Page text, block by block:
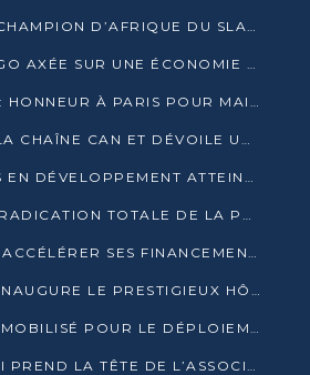
LE CONGO SACRÉ CHAMPION D’AFRIQUE DU SLAM 2025
LA VISION DU CONGO AXÉE SUR UNE ÉCONOMIE BAS CARBONE AU RENDEZ-VOUS DE MONACO 2025
RECONNAISSANCE : HONNEUR À PARIS POUR MAIXENT RAOUL OMINGA
CANAL+ RELANCE LA CHAÎNE CAN ET DÉVOILE UNE OFFRE EXCEPTIONNELLE POUR DÉCEMBRE
LA DETTE DES PAYS EN DÉVELOPPEMENT ATTEINT UN SOMMET HISTORIQUE ENTRE 2022 ET 2024
L’AFRIQUE VISE L’ÉRADICATION TOTALE DE LA POLIOMYÉLITE D’ICI 2026
LA BAD PROMET D’ACCÉLÉRER SES FINANCEMENTS AVEC LE MINISTÈRE DE L’ASSAINISSEMENT
SASSOU NGUESSO INAUGURE LE PRESTIGIEUX HÔTEL KEMPINSKI BRAZZAVILLE
LE SECTEUR PRIVÉ MOBILISÉ POUR LE DÉPLOIEMENT DE 19 MINI-CENTRALES SOLAIRES
YVON SANA BANGUI PREND LA TÊTE DE L’ASSOCIATION DES BANQUES CENTRALES AFRICAINES